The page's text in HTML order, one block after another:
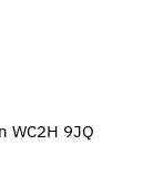
WC2H 9JQ